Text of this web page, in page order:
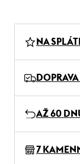
NA
AŽ 60
7